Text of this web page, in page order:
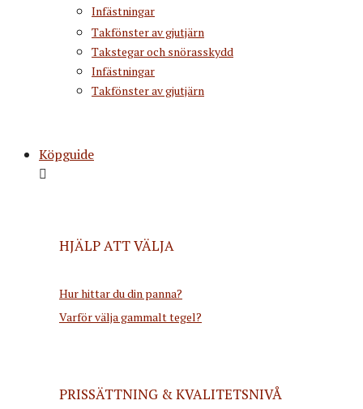
Infästningar
Takfönster av gjutjärn
Takstegar och snörasskydd
Infästningar
Takfönster av gjutjärn
Köpguide
HJÄLP ATT VÄLJA
Hur hittar du din panna?
Varför välja gammalt tegel?
PRISSÄTTNING & KVALITETSNIVÅ